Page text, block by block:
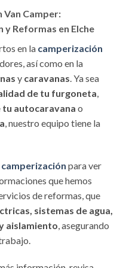
Camper:
y Reformas en Elche
en la camperización
así como en la
y caravanas . Ya sea
de tu furgoneta
autocaravana o
, nuestro equipo tiene la
para ver
que hemos
de reformas, que
sistemas de agua,
aislamiento , asegurando